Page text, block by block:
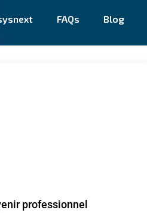
FAQs Blog
professionnel